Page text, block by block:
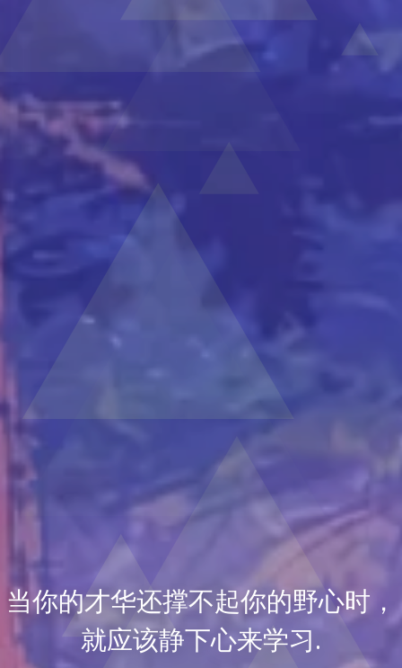
当你的才华还撑不起你的野心时，
就应该静下心来学习.